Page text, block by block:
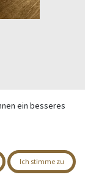
ein besseres
Ich stimme zu